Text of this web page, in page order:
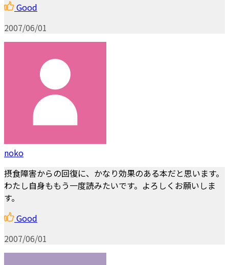
Good
2007/06/01
noko
摂食障害からの回復に、かなり効果のある本だと思います。
わたし自身ももう一度読みたいです。よろしくお願いしま
す。
Good
2007/06/01